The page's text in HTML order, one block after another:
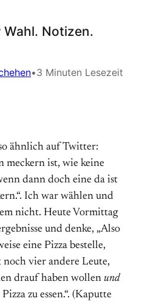
Wahl. Notizen.
•3 Minuten Lesezeit
ähnlich auf Twitter:
meckern ist, wie keine
dann doch eine da ist
Ich war wählen und
nicht. Heute Vormittag
und denke, „Also
eine Pizza bestelle,
vier andere Leute,
drauf haben wollen und
zu essen.“. (Kaputte